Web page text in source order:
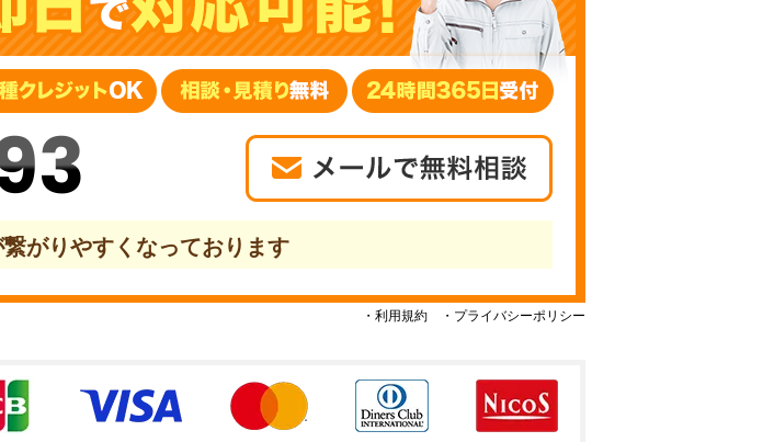
繋がりやすくなっております
・利用規約 ・プライバシーポリシー